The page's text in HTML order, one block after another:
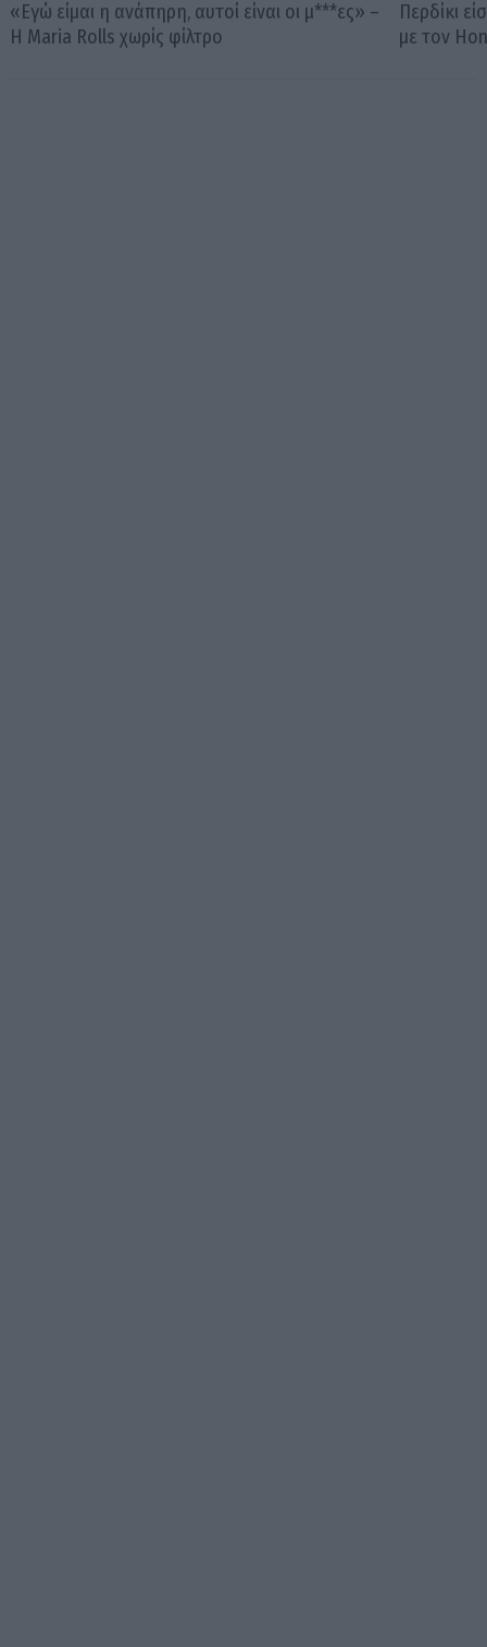
«Εγώ είμαι η ανάπηρη, αυτοί είναι οι μ***ες» –
Η Maria Rolls χωρίς φίλτρο
Περδίκι
με τον